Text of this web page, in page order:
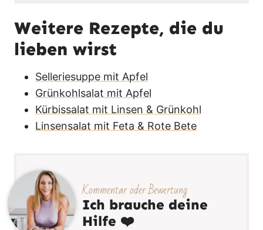
Weitere Rezepte, die du
lieben wirst
Selleriesuppe mit Apfel
Grünkohlsalat mit Apfel
Kürbissalat mit Linsen & Grünkohl
Linsensalat mit Feta & Rote Bete
Kommentar oder Bewertung
Ich brauche deine
Hilfe ❤️